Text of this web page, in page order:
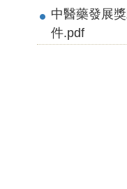
中醫藥發展
件.pdf